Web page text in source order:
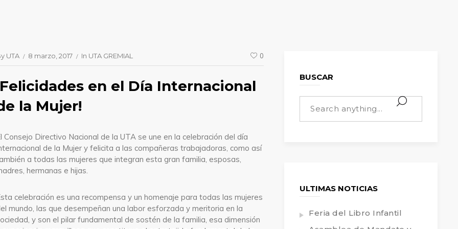
UTA 8 marzo, 2017 In UTA GREMIAL 0
en el Día Internacional
la Mujer!
Consejo Directivo Nacional de la UTA se une en la celebración del día
de la Mujer y felicita a las compañeras trabajadoras, como así
a todas las mujeres que integran esta gran familia, esposas,
hermanas e hijas.
celebración es una recompensa y un homenaje para todas las mujeres
mundo, las que desempeñan una labor esforzada y meritoria en la
y son el pilar fundamental de sostén de la familia, esa dimensión
BUSCAR
ULTIMAS NOTICIAS
Feria del Libro Infantil